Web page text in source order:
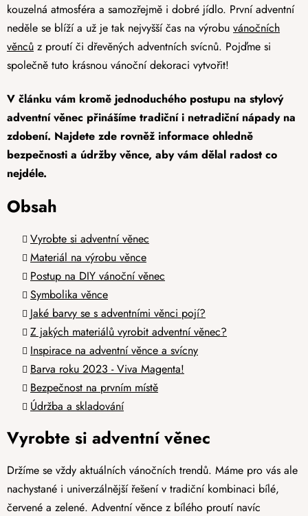
kouzelná atmosféra a samozřejmě i dobré jídlo. První adventní
neděle se blíží a už je tak nejvyšší čas na výrobu vánočních
věnců z proutí či dřevěných adventních svícnů. Pojďme si
společně tuto krásnou vánoční dekoraci vytvořit!
V článku vám kromě jednoduchého postupu na stylový
adventní věnec přinášíme tradiční i netradiční nápady na
zdobení. Najdete zde rovněž informace ohledně
bezpečnosti a údržby věnce, aby vám dělal radost co
nejdéle.
Obsah
Vyrobte si adventní věnec
Materiál na výrobu věnce
Postup na DIY vánoční věnec
Symbolika věnce
Jaké barvy se s adventními věnci pojí?
Z jakých materiálů vyrobit adventní věnec?
Inspirace na adventní věnce a svícny
Barva roku 2023 - Viva Magenta!
Bezpečnost na prvním místě
Údržba a skladování
Vyrobte si adventní věnec
Držíme se vždy aktuálních vánočních trendů. Máme pro vás ale
nachystané i univerzálnější řešení v tradiční kombinaci bílé,
červené a zelené. Adventní věnce z bílého proutí navíc